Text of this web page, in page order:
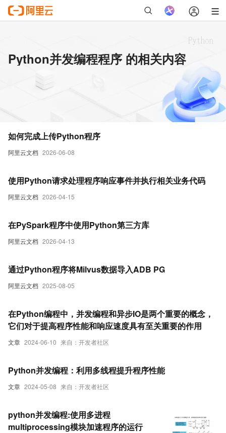
Python并发编程程序 的相关内容
阿里云文档 2026-06-08
如何完成上传Python程序
阿里云文档 2026-04-15
使用Python请求处理程序响应事件并执行相关业务代码
阿里云文档 2026-04-13
在PySpark程序中使用Python第三方库
阿里云文档 2025-08-05
通过Python程序将Milvus数据导入ADB PG
文章 2024-06-10 来自：开发者社区
在Python编程中，并发编程和异步IO是两个重要的概念，
它们对于提高程序性能和响应速度具有至关重要的作用
文章 2024-05-08 来自：开发者社区
Python并发编程：利用多线程提升程序性能
python并发编程:使用多进程
multiprocessing模块加速程序的运行